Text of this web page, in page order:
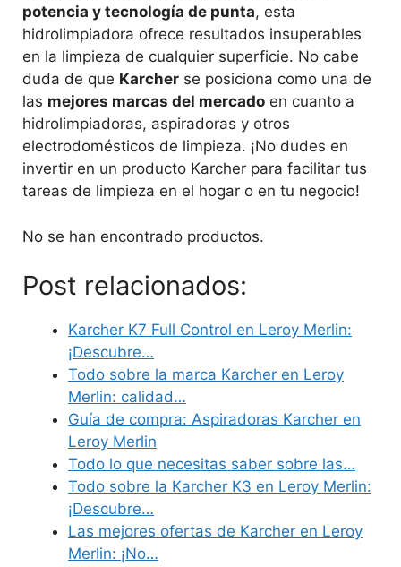
potencia y tecnología de punta, esta
hidrolimpiadora ofrece resultados insuperables
en la limpieza de cualquier superficie. No cabe
duda de que Karcher se posiciona como una de
las mejores marcas del mercado en cuanto a
hidrolimpiadoras, aspiradoras y otros
electrodomésticos de limpieza. ¡No dudes en
invertir en un producto Karcher para facilitar tus
tareas de limpieza en el hogar o en tu negocio!
No se han encontrado productos.
Post relacionados:
Karcher K7 Full Control en Leroy Merlin:
¡Descubre…
Todo sobre la marca Karcher en Leroy
Merlin: calidad…
Guía de compra: Aspiradoras Karcher en
Leroy Merlin
Todo lo que necesitas saber sobre las…
Todo sobre la Karcher K3 en Leroy Merlin:
¡Descubre…
Las mejores ofertas de Karcher en Leroy
Merlin: ¡No…